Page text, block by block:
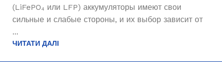
(LiFePO₄ или LFP) аккумуляторы имеют свои
сильные и слабые стороны, и их выбор зависит от
...
ЧИТАТИ ДАЛІ